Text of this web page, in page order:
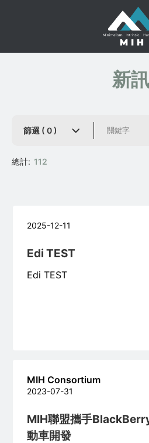
新訊
篩選 ( 0)
總計: 112
2025-12-11
Edi TEST
Edi TEST
MIH Consortium
2023-07-31
MIH聯盟攜手
動車開發